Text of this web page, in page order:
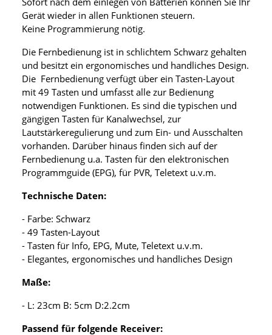
Gerät wieder in allen Funktionen steuern.
Keine Programmierung nötig.
Die Fernbedienung ist in schlichtem Schwarz gehalten
und besitzt ein ergonomisches und handliches Design.
Die Fernbedienung verfügt über ein Tasten-Layout
mit 49 Tasten und umfasst alle zur Bedienung
notwendigen Funktionen. Es sind die typischen und
gängigen Tasten für Kanalwechsel, zur
Lautstärkeregulierung und zum Ein- und Ausschalten
vorhanden. Darüber hinaus finden sich auf der
Fernbedienung u.a. Tasten für den elektronischen
Programmguide (EPG), für PVR, Teletext u.v.m.
Technische Daten:
- Farbe: Schwarz
- 49 Tasten-Layout
- Tasten für Info, EPG, Mute, Teletext u.v.m.
- Elegantes, ergonomisches und handliches Design
Maße:
- L: 23cm B: 5cm D:2.2cm
Passend für folgende Receiver: